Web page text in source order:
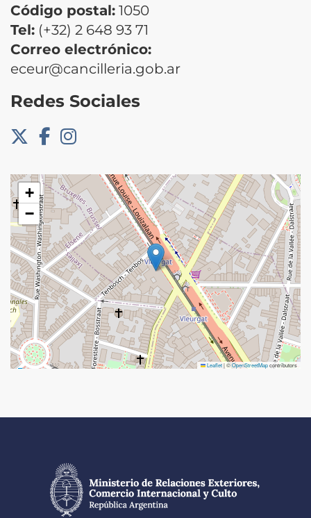
Código postal: 1050
Tel: (+32) 2 648 93 71
Correo electrónico:
eceur@cancilleria.gob.ar
Redes Sociales
+
−
Leaflet|©OpenStreetMapcontributors